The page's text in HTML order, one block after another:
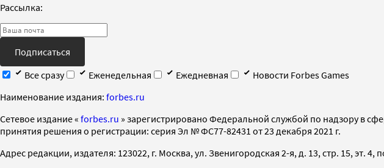
Рассылка:
Подписаться
Все сразу
Еженедельная Ежедневная
Новости Forbes Games
Наименование издания: forbes.ru
Cетевое издание « forbes.ru » зарегистрировано Федеральной службой по надзору в
принятия решения о регистрации: серия Эл № ФС77-82431 от 23 декабря 2021 г.
Адрес редакции, издателя: 123022, г. Москва, ул. Звенигородская 2-я, д. 13, стр. 15, эт. 4,